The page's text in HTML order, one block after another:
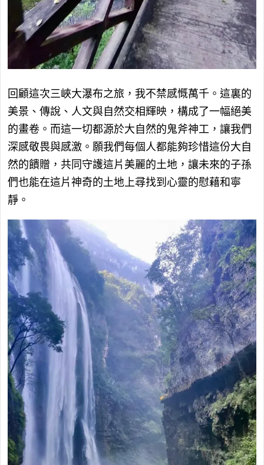
回顧這次三峽大瀑布之旅，我不禁感慨萬千。這裏的
美景、傳說、人文與自然交相輝映，構成了一幅絕美
的畫卷。而這一切都源於大自然的鬼斧神工，讓我們
深感敬畏與感激。願我們每個人都能夠珍惜這份大自
然的饋贈，共同守護這片美麗的土地，讓未來的子孫
們也能在這片神奇的土地上尋找到心靈的慰藉和寧
靜。